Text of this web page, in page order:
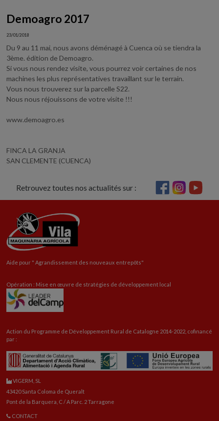
Demoagro 2017
23/01/2018
Du 9 au 11 mai, nous avons déménagé à Cuenca où se tiendra la
3ème. édition de Demoagro.
Si vous nous rendez visite, vous pourrez voir certaines de nos
machines les plus représentatives travaillant sur le terrain.
Vous nous trouverez sur la parcelle S22.
Nous nous réjouissons de votre visite !!!
www.demoagro.es
FINCA LA GRANJA
SAN CLEMENTE (CUENCA)
Retrouvez toutes nos actualités sur :
Aide pour " Agrandissement des nouveaux entrepôts"
Opération : Mise en œuvre de stratégies de développement local
Action du Programme de Développement Rural de Catalogne 2014-2022, cofinancé
par :
VIGERM, SL
43420 Santa Coloma de Queralt
Pont de la Barquera, C / A Parc. 2 Tarragone
CONTACT